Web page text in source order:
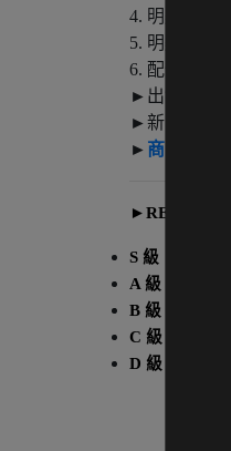
4. 明顯瑕疵
5. 明顯使用
6. 配件：無
►出售原因
►新品通路
► 商品資訊
►RE.PACK
S 級
A 級 ｜已經
B 級 ｜主要
C 級
D 級